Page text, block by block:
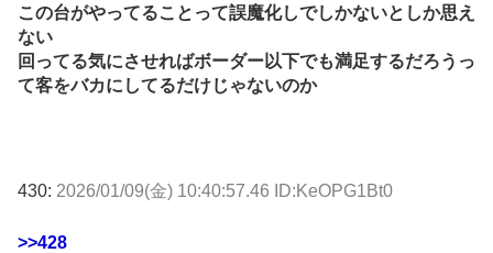
この台がやってることって誤魔化しでしかないとしか思え
ない
回ってる気にさせればボーダー以下でも満足するだろうっ
て客をバカにしてるだけじゃないのか
430: 2026/01/09(金) 10:40:57.46 ID:KeOPG1Bt0
>>428